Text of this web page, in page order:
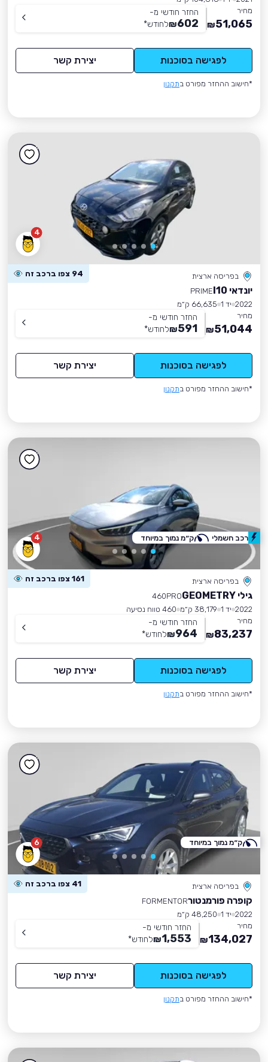
מחיר
51,065
₪
החזר חודשי מ-
602
₪לחודש*
לפגישה בסוכנות יצירת קשר
*חישוב ההחזר מפורט בתקנון
4
בפריסה ארצית 94 צפו ברכב זה
יונדאי I10
PRIME
2022 יד 1
66,635 ק״מ
מחיר
51,044
₪
החזר חודשי מ-
591
₪לחודש*
לפגישה בסוכנות יצירת קשר
*חישוב ההחזר מפורט בתקנון
4
בפריסה ארצית 161 צפו ברכב זה
גילי GEOMETRY
460PRO
2022 יד 1 38,179 ק״מ
460 טווח נסיעה
מחיר
83,237
₪
החזר חודשי מ-
964
₪לחודש*
לפגישה בסוכנות יצירת קשר
*חישוב ההחזר מפורט בתקנון
רכב חשמלי ק״מ נמוך במיוחד
6
בפריסה ארצית 41 צפו ברכב זה
קופרה פורמנטורFORMENTOR
2022 יד 1
48,250 ק״מ
מחיר
134,027
₪
החזר חודשי מ-
1,553
₪לחודש*
לפגישה בסוכנות יצירת קשר
*חישוב ההחזר מפורט בתקנון
ק״מ נמוך במיוחד